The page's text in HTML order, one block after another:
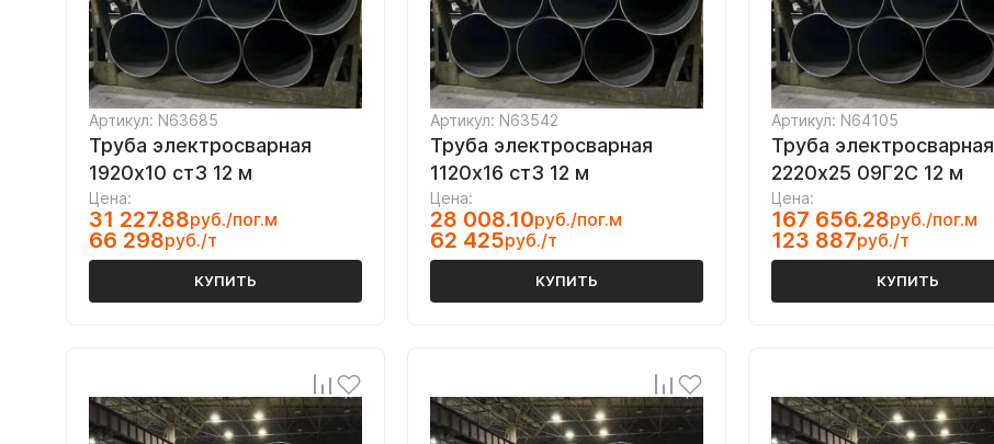
Артикул: N63685
Труба электросварная
1920х10 ст3 12 м
Цена:
31 227.88руб./пог.м
66 298руб./т
КУПИТЬ
Артикул: N63542
Труба электросварная
1120х16 ст3 12 м
Цена:
28 008.10руб./пог.м
62 425руб./т
КУПИТЬ
Артикул: N64105
Труба электросварная
2220х25 09Г2С 12 м
Цена:
167 656.28руб./пог.м
123 887руб./т
КУПИТЬ